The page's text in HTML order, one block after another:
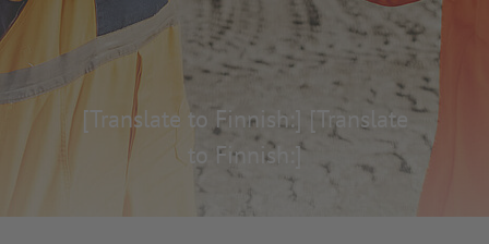
[Translate to Finnish:] [Translate
to Finnish:]